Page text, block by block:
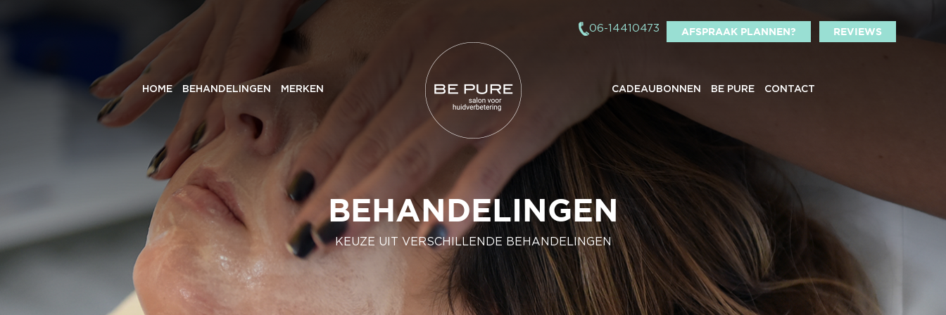
06-14410473 AFSPRAAK PLANNEN? REVIEWS
HOME BEHANDELINGEN MERKEN CADEAUBONNEN BE PURE CONTACT
BEHANDELINGEN
KEUZE UIT VERSCHILLENDE BEHANDELINGEN